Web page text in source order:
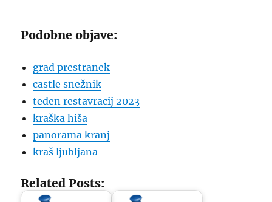
Podobne objave:
grad prestranek
castle snežnik
teden restavracij 2023
kraška hiša
panorama kranj
kraš ljubljana
Related Posts: